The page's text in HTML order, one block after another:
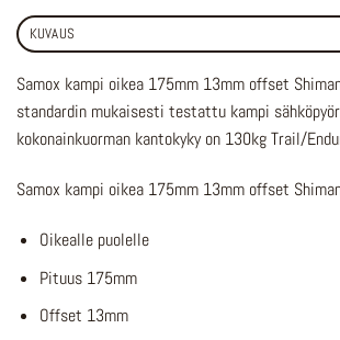
KUVAUS
Samox kampi oikea 175mm 13mm offset
standardin mukaisesti testattu kampi
kokonainkuorman kantokyky on 130kg Trail/
Samox kampi oikea 175mm 13mm offset
Oikealle puolelle
Pituus 175mm
Offset 13mm